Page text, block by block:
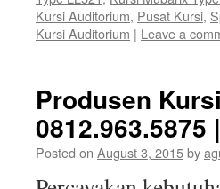
Kursi Auditorium, Pusat Kursi,
Kursi Auditorium | Leave a
Produsen
Posted on August 3, 2015by